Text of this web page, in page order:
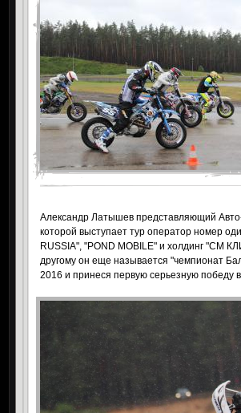
Александр Латышев представляющий
которой выступает тур оператор номер
RUSSIA", "POND MOBILE" и холдинг "СМ
другому он еще называется "чемпионат
2016 и принеся первую серьезную победу в